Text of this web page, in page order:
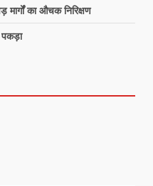
मार्गों का औचक निरिक्षण